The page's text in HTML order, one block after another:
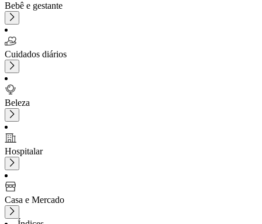
Bebê e gestante
Cuidados diários
Beleza
Hospitalar
Casa e Mercado